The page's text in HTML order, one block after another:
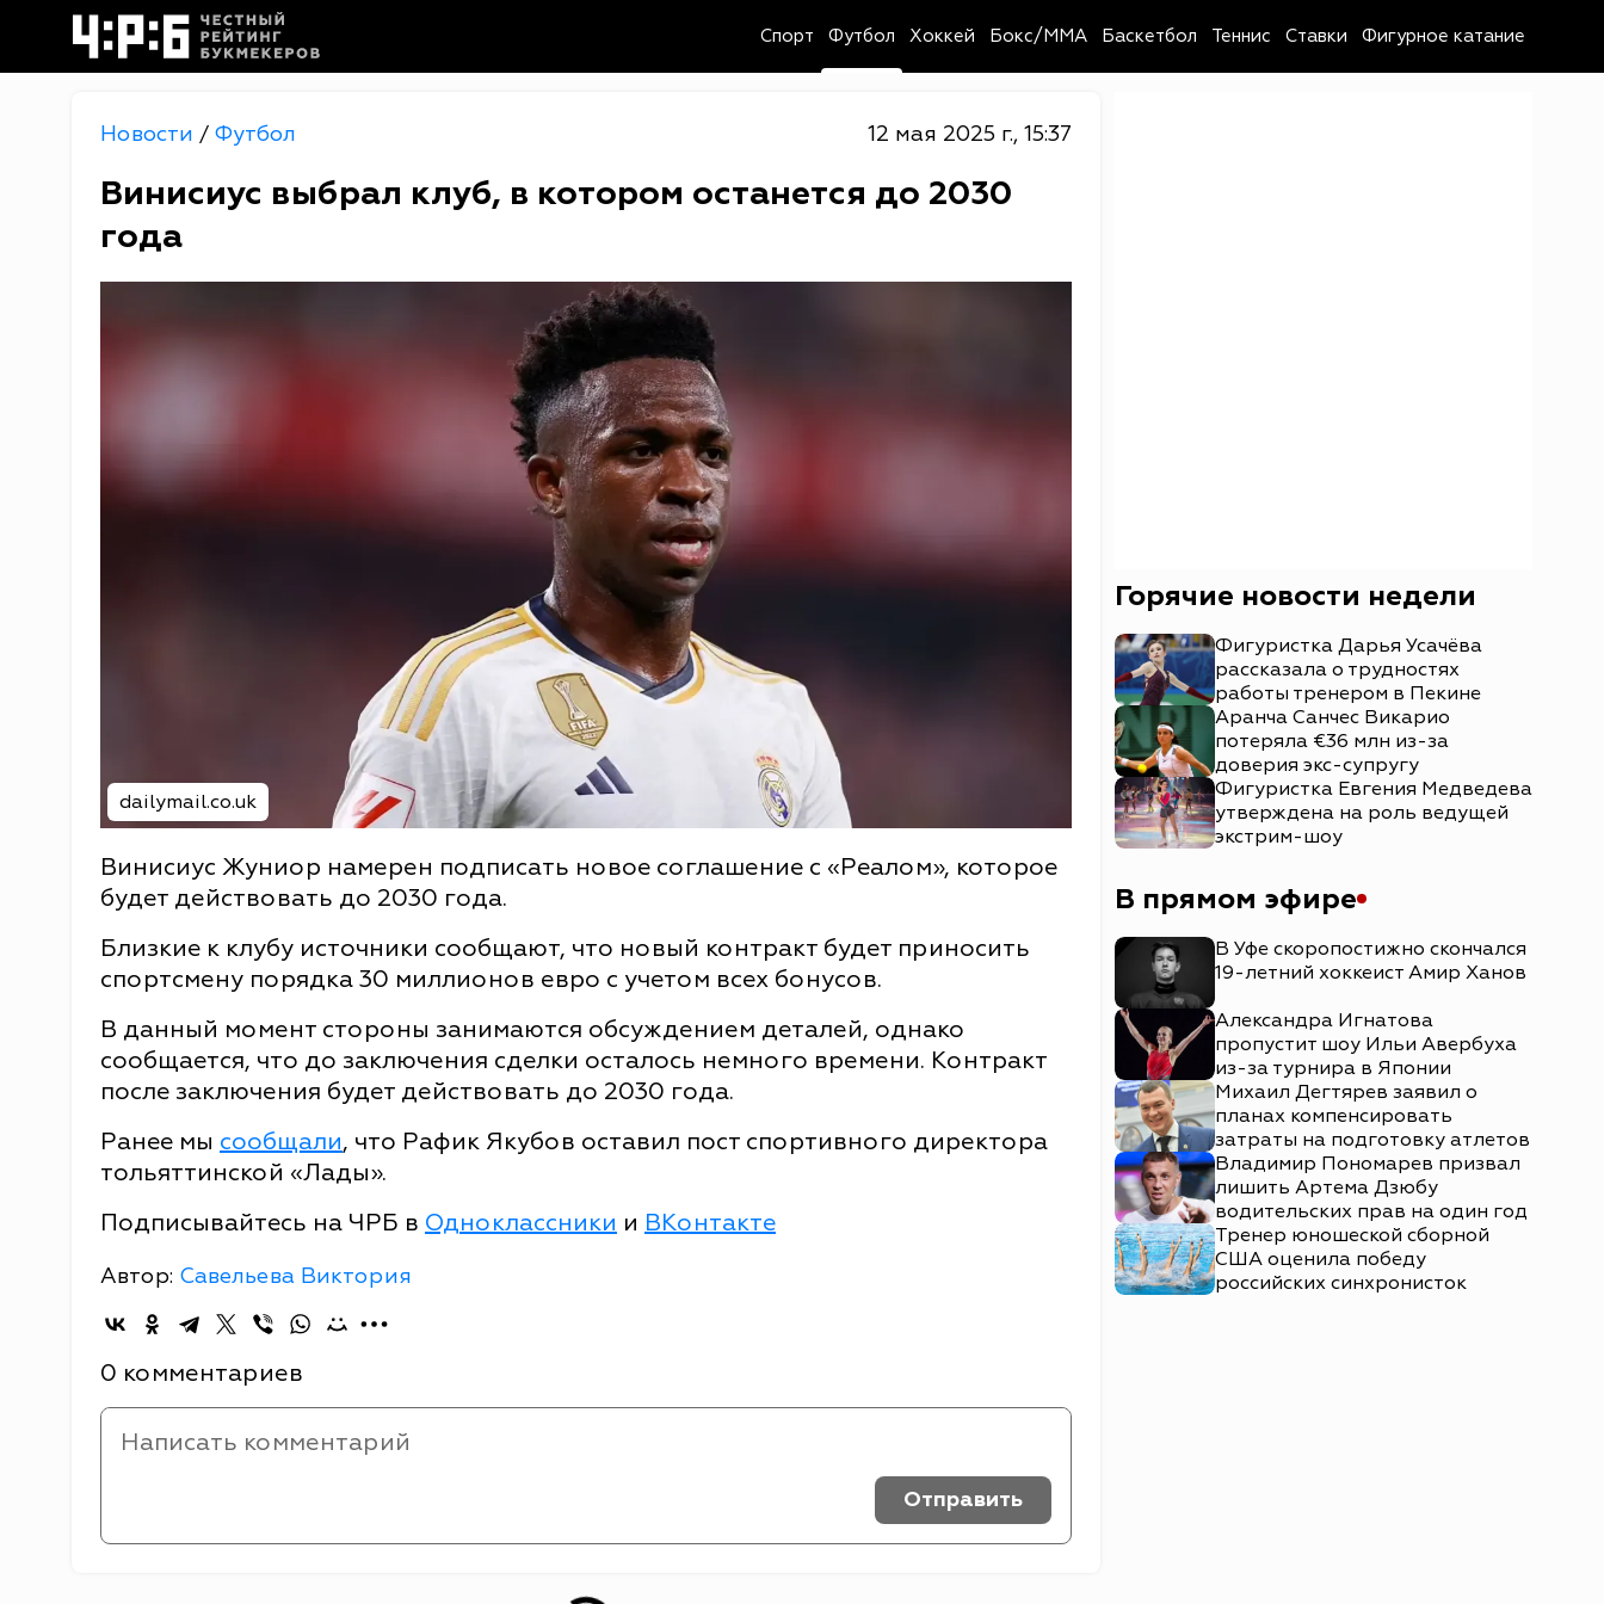
Спорт Футбол Хоккей Бокс/MMA Баскетбол Теннис Ставки Фигурное катание
Новости / Футбол 12 мая 2025 г., 15:37
Винисиус выбрал клуб, в котором останется до 2030
года
dailymail.co.uk
Винисиус Жуниор намерен подписать новое соглашение с «Реалом», которое
будет действовать до 2030 года.
Близкие к клубу источники сообщают, что новый контракт будет приносить
спортсмену порядка 30 миллионов евро с учетом всех бонусов.
В данный момент стороны занимаются обсуждением деталей, однако
сообщается, что до заключения сделки осталось немного времени. Контракт
после заключения будет действовать до 2030 года.
Ранее мы сообщали, что Рафик Якубов оставил пост спортивного директора
тольяттинской «Лады».
Подписывайтесь на ЧРБ в Одноклассники и ВКонтакте
Автор: Савельева Виктория
0 комментариев
Отправить
Горячие новости недели
Фигуристка Дарья Усачёва
рассказала о трудностях
работы тренером в Пекине
Аранча Санчес Викарио
потеряла €36 млн из-за
доверия экс-супругу
Фигуристка Евгения Медведева
утверждена на роль ведущей
экстрим-шоу
В прямом эфире
В Уфе скоропостижно скончался
19-летний хоккеист Амир Ханов
Александра Игнатова
пропустит шоу Ильи Авербуха
из-за турнира в Японии
Михаил Дегтярев заявил о
планах компенсировать
затраты на подготовку атлетов
Владимир Пономарев призвал
лишить Артема Дзюбу
водительских прав на один год
Тренер юношеской сборной
США оценила победу
российских синхронисток